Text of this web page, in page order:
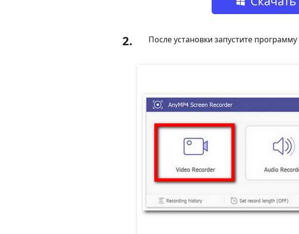
2.
После установки запустите